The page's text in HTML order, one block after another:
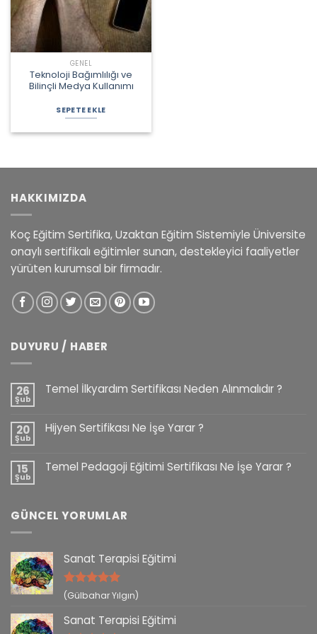
GENEL
Teknoloji Bağımlılığı ve
Bilinçli Medya Kullanımı
fiyat:
2.000,00 ₺.
andaki
fiyat:
1.450,00 ₺.
SEPETE EKLE
HAKKIMIZDA
Koç Eğitim Sertifika, Uzaktan Eğitim Sistemiyle Üniversite
onaylı sertifikalı eğitimler sunan, destekleyici faaliyetler
yürüten kurumsal bir firmadır.
DUYURU / HABER
26
Şub
Temel İlkyardım Sertifikası Neden Alınmalıdır ?
20
Şub
Hijyen Sertifikası Ne İşe Yarar ?
15
Şub
Temel Pedagoji Eğitimi Sertifikası Ne İşe Yarar ?
GÜNCEL YORUMLAR
Sanat Terapisi Eğitimi
5 üzerinden
(Gülbahar Yılgın)
Sanat Terapisi Eğitimi